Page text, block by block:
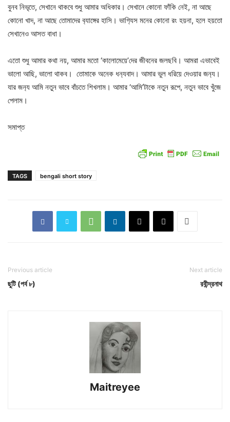
বুনব নিভৃতে, সেখানে থাকবে শুধু আমার অধিকার। সেখানে কোনো ফাঁকি নেই, না আছে
কোনো খাদ, না আছে তোমাদের ব‍্যাঙ্গের হাসি। ভাগ‍্যিস মনের কোনো রং হয়না, হলে হয়তো
সেখানেও আসত বাধা।
এতো শুধু আমার কথা নয়, আমার মতো ‘কালোমেয়ে’দের জীবনের জলছবি। আমরা এভাবেই
ভালো আছি, ভালো থাকব। তোমাকে অনেক ধন‍্যবাদ। আমার ভুল ধরিয়ে দেওয়ার জন‍্য।
যার জন‍্য আমি নতুন ভাবে বাঁচতে শিখলাম। আমার ‘আমি’টাকে নতুন রূপে, নতুন ভাবে খুঁজে
পেলাম।
সমাপ্ত
TAGS bengali short story
Previous article
ছুটি (পর্ব ৮)
Next article
রবীন্দ্রনাথ
Maitreyee